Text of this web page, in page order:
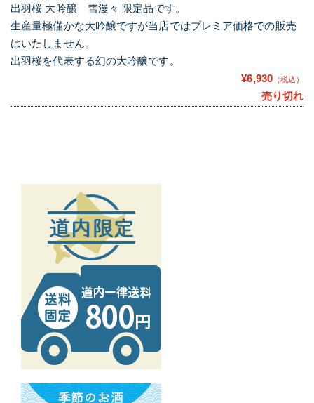
出羽桜 大吟醸 雪漫々 限定品です。
生産量極僅かな大吟醸ですが当店ではプレミア価格での販売
はいたしません。
出羽桜を代表する幻の大吟醸です。
¥6,930 （税込）
売り切れ